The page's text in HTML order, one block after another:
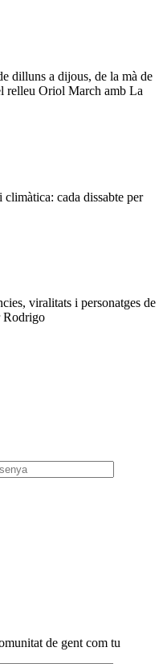
dilluns a dijous, de la mà de
relleu Oriol March amb La
cada dissabte per
viralitats i personatges de
Rodrigo
de gent com tu